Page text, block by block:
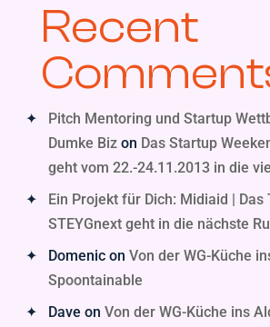
Recent
Pitch Mentoring und Startup
Dumke Bizon Das Startup
geht vom 22.-24.11.2013 in die
Ein Projekt für Dich: Midiaid | Das
STEYGnext geht in die nächste
Domenicon Von der WG-Küche
Spoontainable
Dave on Von der WG-Küche ins